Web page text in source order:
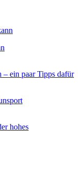
– ein paar Tipps dafür
hohes